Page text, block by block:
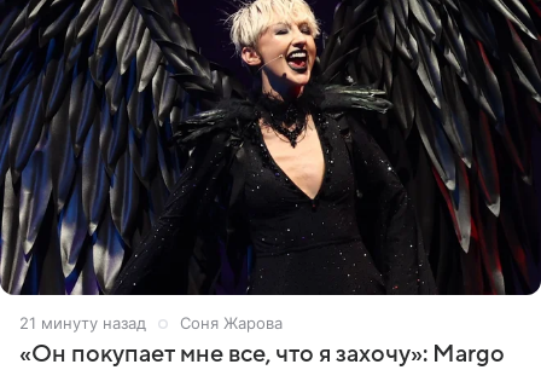
21 минуту назад Соня Жарова
«Он покупает мне все, что я захочу»: Margo